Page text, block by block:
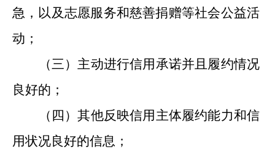
急，以及志愿服务和慈善捐赠等社会公益活
动；
（三） 主动进行信用承诺并且履约情况
良好的；
（四）其他反映信用主体履约能力和信
用状况良好的信息 ；